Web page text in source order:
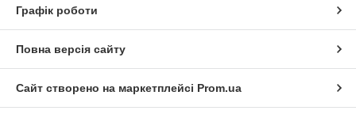
Графік роботи
Повна версія сайту
Сайт створено на маркетплейсі Prom.ua